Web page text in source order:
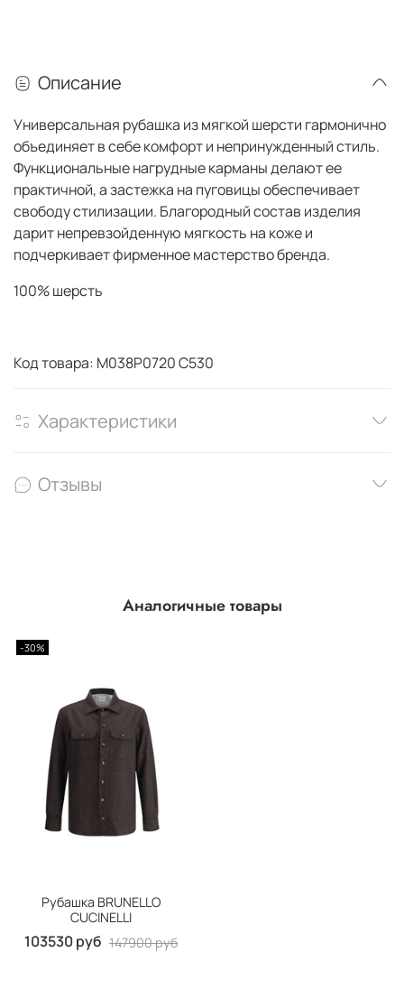
Описание
Универсальная рубашка из мягкой шерсти гармонично
объединяет в себе комфорт и непринужденный стиль.
Функциональные нагрудные карманы делают ее
практичной, а застежка на пуговицы обеспечивает
свободу стилизации. Благородный состав изделия
дарит непревзойденную мягкость на коже и
подчеркивает фирменное мастерство бренда.
100% шерсть
Код товара: M038P0720 C530
Характеристики
Отзывы
Аналогичные товары
-30%
Рубашка BRUNELLO
CUCINELLI
103530 руб 147900 руб